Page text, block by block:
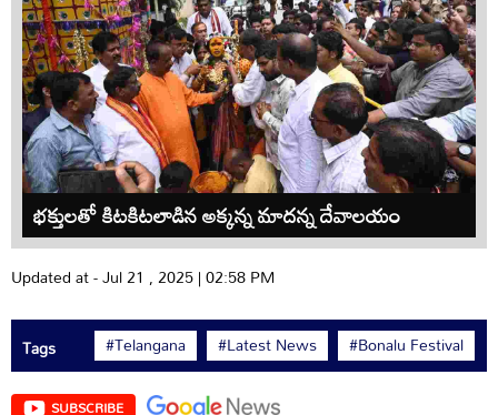
భక్తులతో కిటకిటలాడిన అక్కన్న మాదన్న దేవాలయం
Updated at - Jul 21 , 2025 | 02:58 PM
Tags #Telangana #Latest News #Bonalu Festival
SUBSCRIBE